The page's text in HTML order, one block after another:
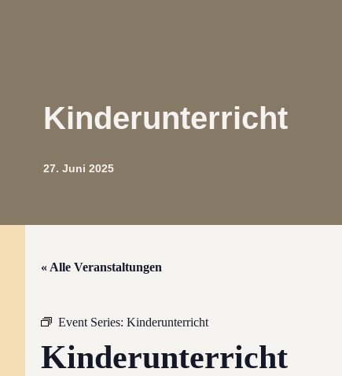
Kinderunterricht
27. Juni 2025
« Alle Veranstaltungen
Event Series: Kinderunterricht
Kinderunterricht